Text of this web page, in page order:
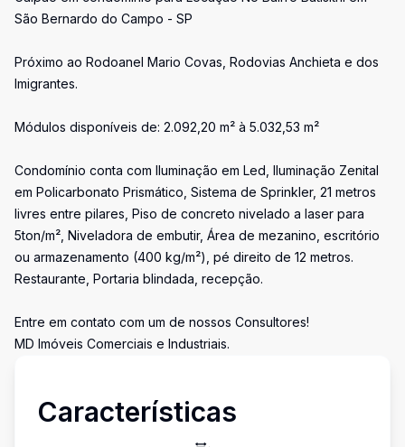
São Bernardo do Campo - SP
Próximo ao Rodoanel Mario Covas, Rodovias Anchieta e dos
Imigrantes.
Módulos disponíveis de: 2.092,20 m² à 5.032,53 m²
Condomínio conta com Iluminação em Led, Iluminação Zenital
em Policarbonato Prismático, Sistema de Sprinkler, 21 metros
livres entre pilares, Piso de concreto nivelado a laser para
5ton/m², Niveladora de embutir, Área de mezanino, escritório
ou armazenamento (400 kg/m²), pé direito de 12 metros.
Restaurante, Portaria blindada, recepção.
Entre em contato com um de nossos Consultores!
MD Imóveis Comerciais e Industriais.
Características